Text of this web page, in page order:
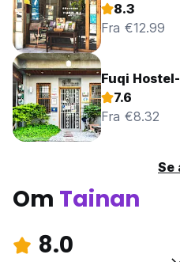
8.3
Fra €12.99
Fuqi
7.6
Fra €8.32
Se
Om Tainan
8.0